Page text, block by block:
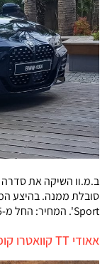
Sport'. המחיר: החל מ-425 אלף ש"ח
אאודי TT קוואטרו קופה במבחן דרכים